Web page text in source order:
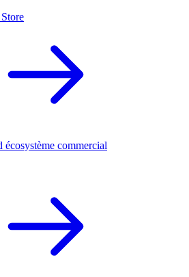
écosystème commercial